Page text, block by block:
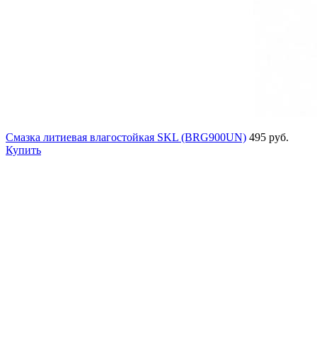
Смазка литиевая влагостойкая SKL (BRG900UN) 495 руб.
Купить